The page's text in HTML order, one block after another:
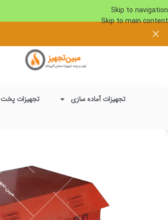
Skip to navigation
Skip to main content
تجهیزات آماده سازی تجهیزات پخت